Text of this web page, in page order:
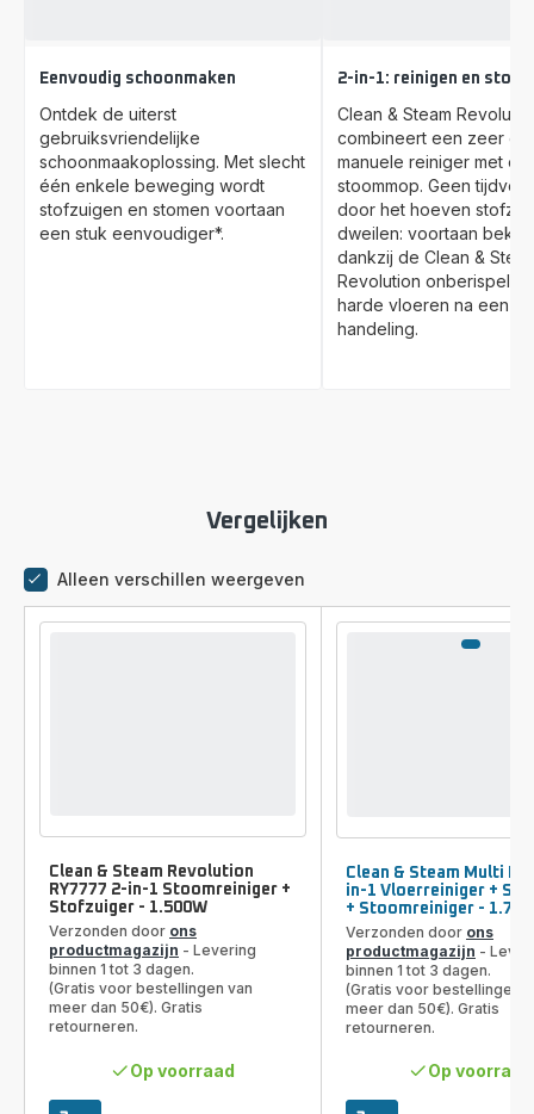
Eenvoudig schoonmaken
Ontdek de uiterst
gebruiksvriendelijke
schoonmaakoplossing. Met slecht
één enkele beweging wordt
stofzuigen en stomen voortaan
een stuk eenvoudiger*.
2-in-1: reinigen en
Clean & Steam
combineert een zeer
manuele reiniger met
stoommop. Geen
door het hoeven
dweilen: voortaan
dankzij de Clean &
Revolution
harde vloeren na een
handeling.
Vergelijken
Alleen verschillen weergeven
Clean & Steam Revolution
RY7777 2-in-1 Stoomreiniger +
Stofzuiger - 1.500W
Verzonden door ons
productmagazijn - Levering
binnen 1 tot 3 dagen.
(Gratis voor bestellingen van
meer dan 50€). Gratis
retourneren.
Op voorraad
Clean & Steam Multi
in-1 Vloerreiniger +
+ Stoomreiniger -
Verzonden door ons
productmagazijn -
binnen 1 tot 3 dagen.
(Gratis voor bestellingen
meer dan 50€). Gratis
retourneren.
Op voorraad